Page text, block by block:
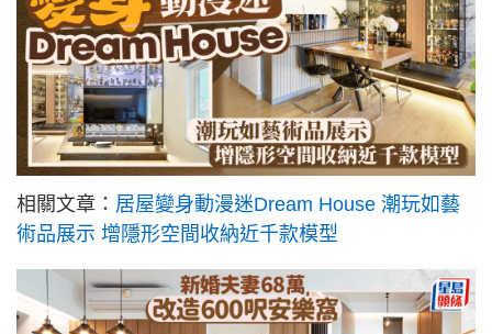
相關文章： 居屋變身動漫迷Dream House 潮玩如藝
術品展示 增隱形空間收納近千款模型